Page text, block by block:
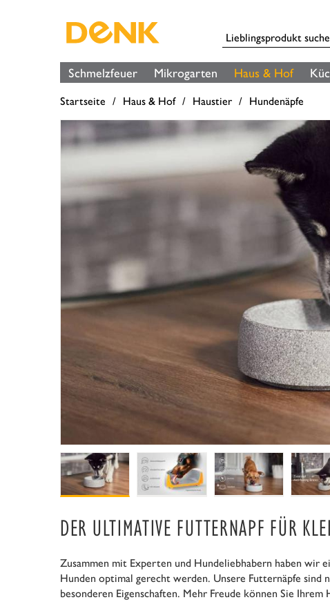
Schmelzfeuer Mikrogarten Haus & Hof
Startseite Haus & Hof Haustier Hundenäpfe
DER ULTIMATIVE FUTTERNAPF FÜR
Zusammen mit Experten und Hundeliebhabern haben wir
Hunden optimal gerecht werden. Unsere Futternäpfe sind
besonderen Eigenschaften. Mehr Freude können Sie Ihrem